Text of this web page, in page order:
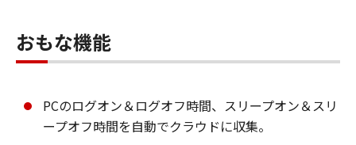
おもな機能
PCのログオン＆ログオフ時間、スリープオン＆スリ
ープオフ時間を自動でクラウドに収集。